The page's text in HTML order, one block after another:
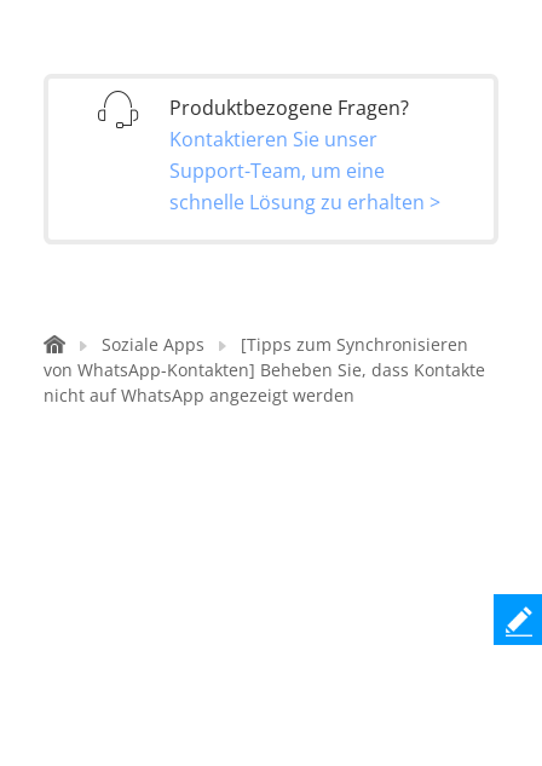
Produktbezogene Fragen?
Kontaktieren Sie unser
Support-Team, um eine
schnelle Lösung zu erhalten >
Soziale Apps
[Tipps zum Synchronisieren
von WhatsApp-Kontakten] Beheben Sie, dass Kontakte
nicht auf WhatsApp angezeigt werden